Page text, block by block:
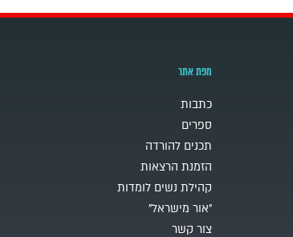
מפת אתר
כתבות
ספרים
תכנים להורדה
הזמנת הרצאות
קהילת נשים לומדות
"אור מישראל"
צור קשר